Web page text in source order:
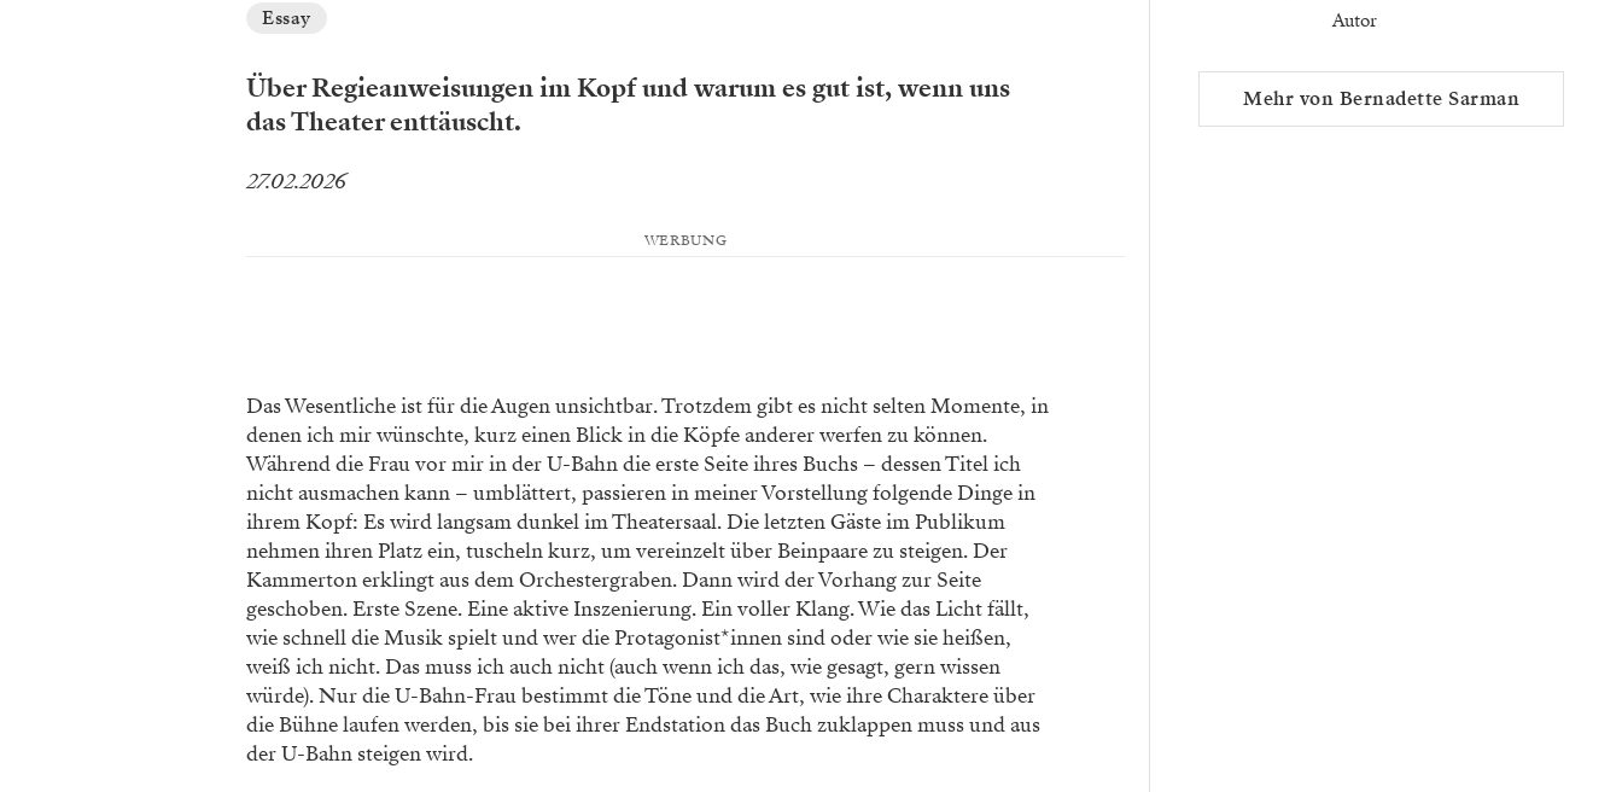
Essay
Über Regieanweisungen im Kopf und warum es gut ist, wenn uns
das Theater enttäuscht.
27.02.2026
WERBUNG
Das Wesentliche ist für die Augen unsichtbar. Trotzdem gibt es nicht selten Momente, in
denen ich mirwünschte, kurz einen Blick in die Köpfe andererwerfen zu können.
Während die Frau vor mir in der U-Bahn die erste Seite ihres Buchs – dessen Titel ich
nicht ausmachenkann – umblättert, passieren in meiner Vorstellung folgendeDinge in
ihrem Kopf: Es wird langsam dunkel im Theatersaal. Die letzten Gäste im Publikum
nehmen ihren Platz ein, tuscheln kurz, um vereinzelt über Beinpaare zu steigen. Der
Kammerton erklingt aus dem Orchestergraben. Dann wird der Vorhang zur Seite
geschoben. Erste Szene.Eine aktive Inszenierung. Ein voller Klang. Wie dasLicht fällt,
wie schnell die Musik spielt und wer die Protagonist*innen sind oder wie sie heißen,
weiß ich nicht. Das mussich auch nicht (auch wenn ich das, wie gesagt, gern wissen
würde). Nur die U-Bahn-Frau bestimmt die Töne und die Art, wie ihre Charaktere über
die Bühne laufen werden, bis sie bei ihrer Endstation das Buch zuklappen muss und aus
der U-Bahn steigen wird.
Autor
Mehr von Bernadette Sarman